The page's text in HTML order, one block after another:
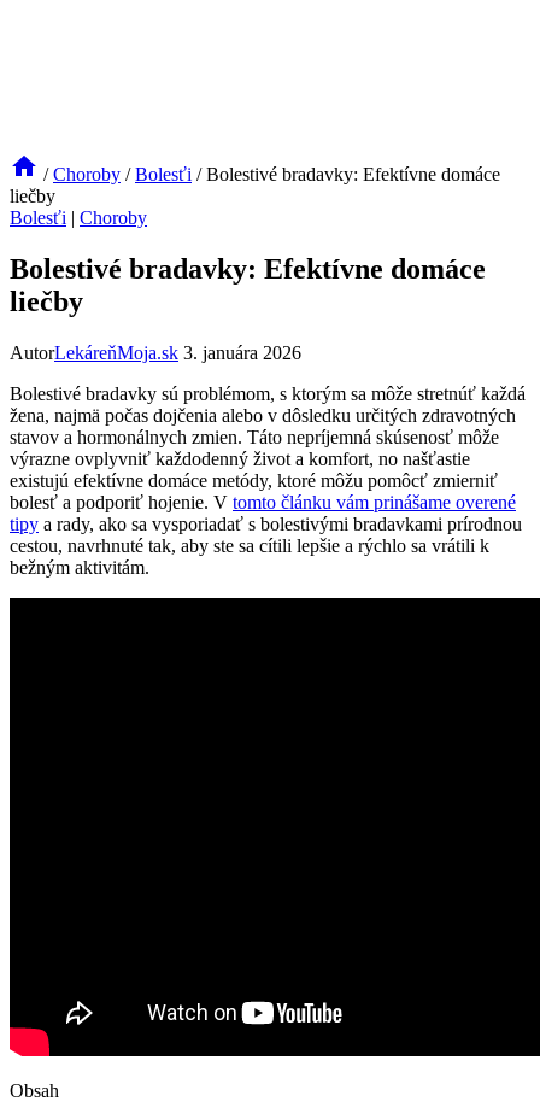
/ Choroby / Bolesťi / Bolestivé bradavky: Efektívne domáce
liečby
Bolesťi | Choroby
Bolestivé bradavky: Efektívne domáce
liečby
AutorLekáreňMoja.sk 3. januára 2026
Bolestivé bradavky sú problémom, s ktorým sa môže stretnúť každá
žena, najmä počas dojčenia alebo v dôsledku určitých zdravotných
stavov a hormonálnych zmien. Táto nepríjemná skúsenosť môže
výrazne ovplyvniť každodenný život a komfort, no našťastie
existujú efektívne domáce metódy, ktoré môžu pomôcť zmierniť
bolesť a podporiť hojenie. V tomto článku vám prinášame overené
tipy a rady, ako sa vysporiadať s bolestivými bradavkami prírodnou
cestou, navrhnuté tak, aby ste sa cítili lepšie a rýchlo sa vrátili k
bežným aktivitám.
Obsah